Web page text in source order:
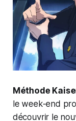
Méthode
le week-end
découvrir le